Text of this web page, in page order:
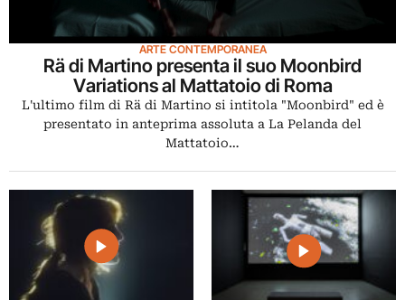
ARTE CONTEMPORANEA
Rä di Martino presenta il suo Moonbird
Variations al Mattatoio di Roma
L'ultimo film di Rä di Martino si intitola "Moonbird" ed è
presentato in anteprima assoluta a La Pelanda del
Mattatoio…